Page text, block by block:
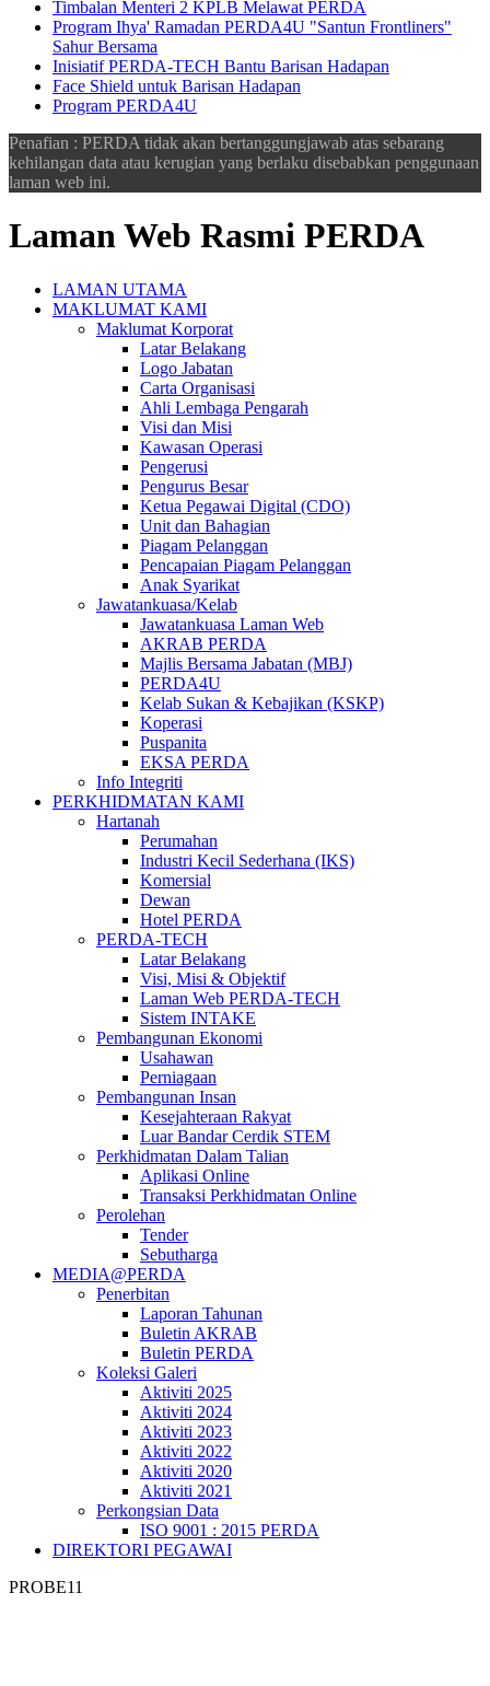
Timbalan Menteri 2 KPLB Melawat PERDA
Program Ihya' Ramadan PERDA4U "Santun Frontliners"
Sahur Bersama
Inisiatif PERDA-TECH Bantu Barisan Hadapan
Face Shield untuk Barisan Hadapan
Program PERDA4U
Penafian : PERDA tidak akan bertanggungjawab atas sebarang
kehilangan data atau kerugian yang berlaku disebabkan penggunaan
laman web ini.
Laman Web Rasmi PERDA
LAMAN UTAMA
MAKLUMAT KAMI
Maklumat Korporat
Latar Belakang
Logo Jabatan
Carta Organisasi
Ahli Lembaga Pengarah
Visi dan Misi
Kawasan Operasi
Pengerusi
Pengurus Besar
Ketua Pegawai Digital (CDO)
Unit dan Bahagian
Piagam Pelanggan
Pencapaian Piagam Pelanggan
Anak Syarikat
Jawatankuasa/Kelab
Jawatankuasa Laman Web
AKRAB PERDA
Majlis Bersama Jabatan (MBJ)
PERDA4U
Kelab Sukan & Kebajikan (KSKP)
Koperasi
Puspanita
EKSA PERDA
Info Integriti
PERKHIDMATAN KAMI
Hartanah
Perumahan
Industri Kecil Sederhana (IKS)
Komersial
Dewan
Hotel PERDA
PERDA-TECH
Latar Belakang
Visi, Misi & Objektif
Laman Web PERDA-TECH
Sistem INTAKE
Pembangunan Ekonomi
Usahawan
Perniagaan
Pembangunan Insan
Kesejahteraan Rakyat
Luar Bandar Cerdik STEM
Perkhidmatan Dalam Talian
Aplikasi Online
Transaksi Perkhidmatan Online
Perolehan
Tender
Sebutharga
MEDIA@PERDA
Penerbitan
Laporan Tahunan
Buletin AKRAB
Buletin PERDA
Koleksi Galeri
Aktiviti 2025
Aktiviti 2024
Aktiviti 2023
Aktiviti 2022
Aktiviti 2020
Aktiviti 2021
Perkongsian Data
ISO 9001 : 2015 PERDA
DIREKTORI PEGAWAI